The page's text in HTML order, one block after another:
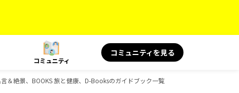
コミュニティ
コミュニティを見る
＆絶景、BOOKS 旅と健康、D-Booksのガイドブック一覧